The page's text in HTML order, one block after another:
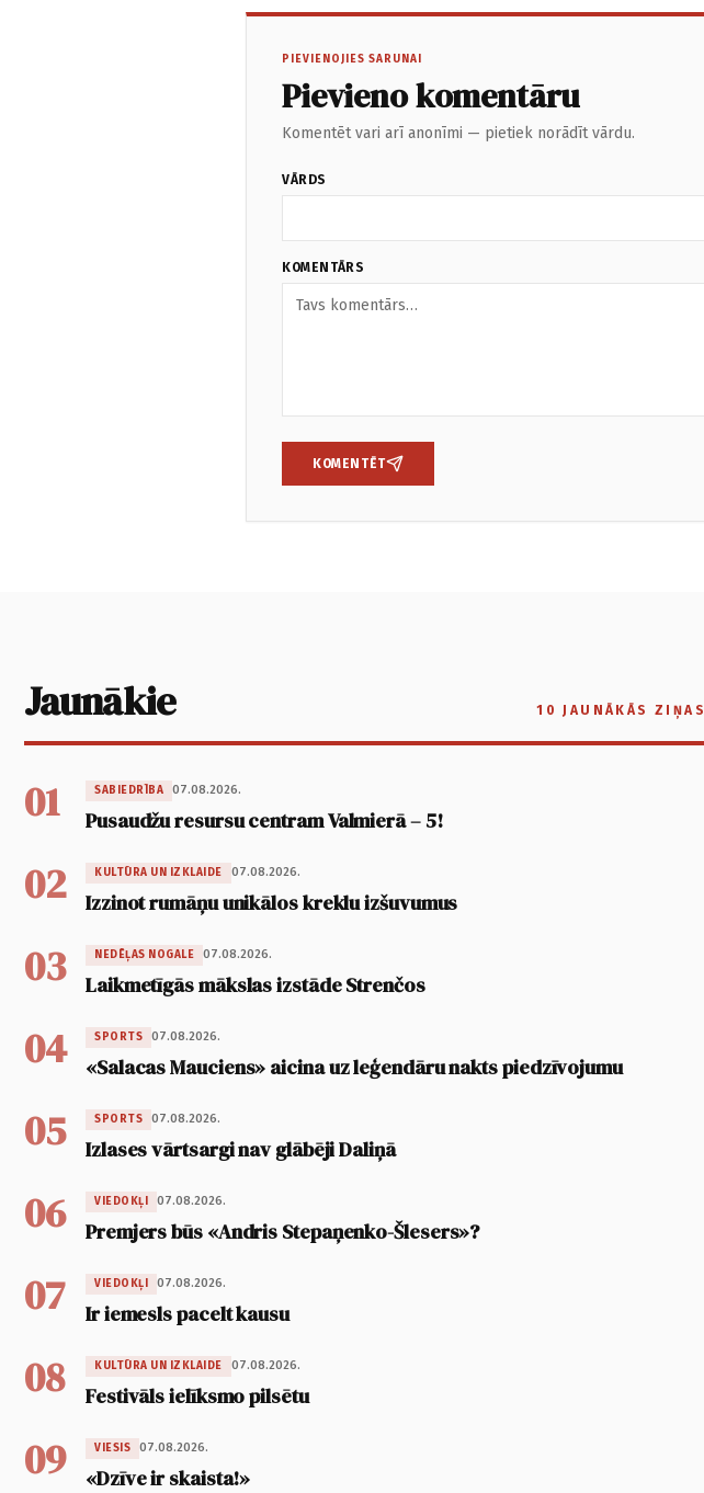
PIEVIENOJIES SARUNAI
Pievieno komentāru
Komentēt vari arī anonīmi — pietiek norādīt vārdu.
VĀRDS
KOMENTĀRS
KOMENTĒT
Jaunākie 10 JAUNĀKĀS ZIŅAS
01 SABIEDRĪBA 07.08.2026.
Pusaudžu resursu centram Valmierā – 5!
02 KULTŪRA UN IZKLAIDE 07.08.2026.
Izzinot rumāņu unikālos kreklu izšuvumus
03 NEDĒĻAS NOGALE 07.08.2026.
Laikmetīgās mākslas izstāde Strenčos
04 SPORTS 07.08.2026.
«Salacas Mauciens» aicina uz leģendāru nakts piedzīvojumu
05 SPORTS 07.08.2026.
Izlases vārtsargi nav glābēji Daliņā
06 VIEDOKĻI 07.08.2026.
Premjers būs «Andris Stepaņenko-Šlesers»?
07 VIEDOKĻI 07.08.2026.
Ir iemesls pacelt kausu
08 KULTŪRA UN IZKLAIDE 07.08.2026.
Festivāls ielīksmo pilsētu
09 VIESIS 07.08.2026.
«Dzīve ir skaista!»